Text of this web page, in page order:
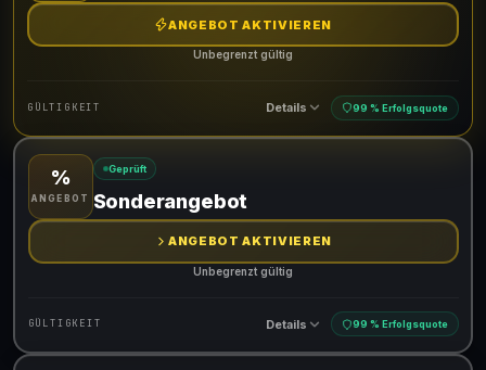
ANGEBOT AKTIVIEREN
Unbegrenzt gültig
GÜLTIGKEIT Details 99 % Erfolgsquote
Gültig für teilnehmende Produkte
%
ANGEBOT
Geprüft
Sonderangebot
ANGEBOT AKTIVIEREN
Unbegrenzt gültig
GÜLTIGKEIT Details 99 % Erfolgsquote